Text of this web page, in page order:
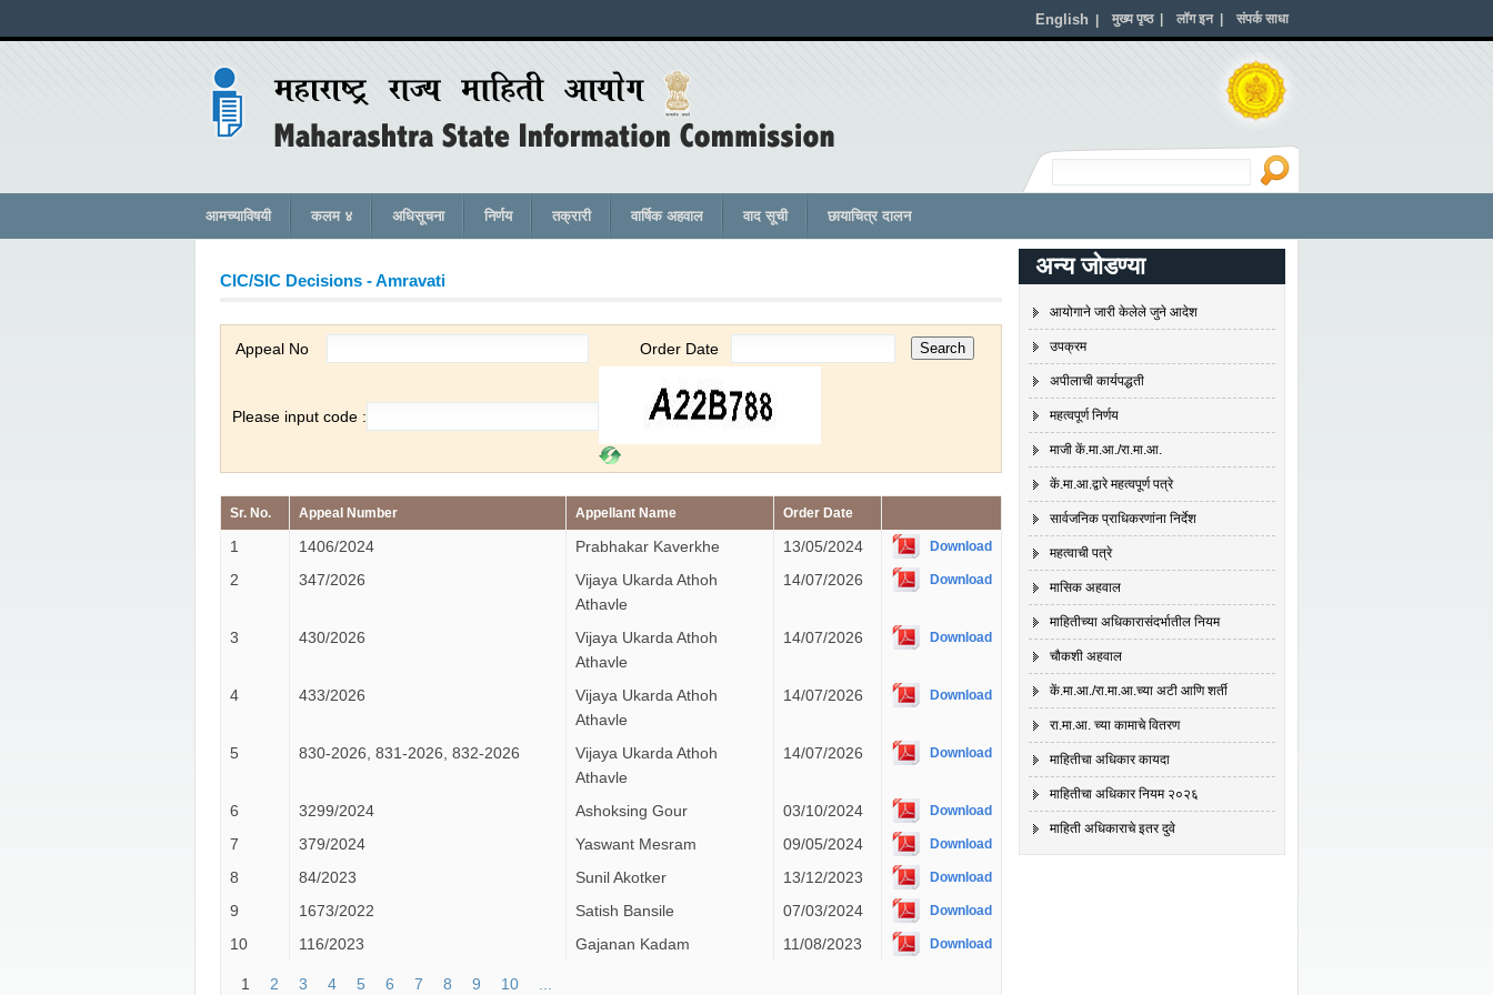
English मुख्य पृष्ठ लॉग इन संपर्क साधा
आमच्याविषयी कलम ४ अधिसूचना निर्णय तक्रारी वार्षिक अहवाल वाद सूची छायाचित्र दालन
CIC/SIC Decisions -Amravati
Appeal No Order Date
Please input code :
Sr. No. Appeal Number Appellant Name Order Date
1 1406/2024 Prabhakar Kaverkhe 13/05/2024 Download
2 347/2026
Vijaya Ukarda Athoh
Athavle
14/07/2026 Download
3 430/2026
Vijaya Ukarda Athoh
Athavle
14/07/2026 Download
4 433/2026
Vijaya Ukarda Athoh
Athavle
14/07/2026 Download
5 830-2026, 831-2026, 832-2026
Vijaya Ukarda Athoh
Athavle
14/07/2026 Download
6 3299/2024 Ashoksing Gour 03/10/2024 Download
7 379/2024 Yaswant Mesram 09/05/2024 Download
8 84/2023 Sunil Akotker 13/12/2023 Download
9 1673/2022 Satish Bansile 07/03/2024 Download
10 116/2023 Gajanan Kadam 11/08/2023 Download
1 2 3 4 5 6 7 8 9 10
अन्य जोडण्या
आयोगाने जारी केलेले जुने आदेश
उपक्रम
अपीलाची कार्यपद्धती
महत्वपूर्ण निर्णय
माजी कें.मा.आ./रा.मा.आ.
कें.मा.आ.द्वारे महत्वपूर्ण पत्रे
सार्वजनिक प्राधिकरणांना निर्देश
महत्वाची पत्रे
मासिक अहवाल
माहितीच्या अधिकारासंदर्भातील नियम
चौकशी अहवाल
कें.मा.आ./रा.मा.आ.च्या अटी आणि शर्ती
रा.मा.आ. च्या कामाचे वितरण
माहितीचा अधिकार कायदा
माहितीचा अधिकार नियम २०२६
माहिती अधिकाराचे इतर दुवे